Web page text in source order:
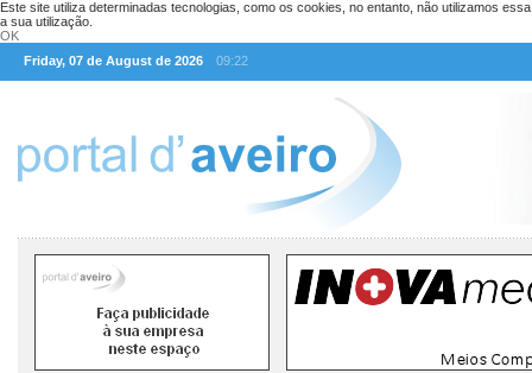
Este site utiliza determinadas tecnologias, como os cookies, no entanto, não utilizamos
a sua utilização.
OK
Friday, 07 de August de 2026
09:22